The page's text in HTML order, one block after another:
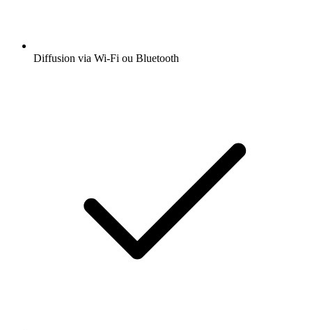
Diffusion via Wi-Fi ou Bluetooth